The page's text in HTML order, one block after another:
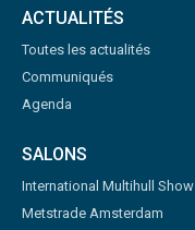
ACTUALITÉS
Toutes les actualités
Communiqués
Agenda
SALONS
International Multihull Show
Metstrade Amsterdam